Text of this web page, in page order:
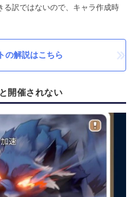
る訳ではないので、キャラ作成時
の解説はこちら
開催されない